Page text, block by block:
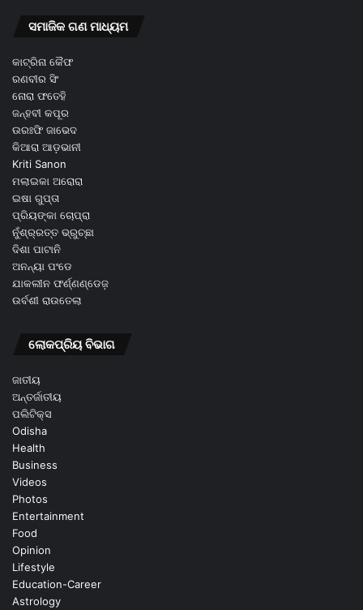
ସମାଜିକ ଗଣ ମାଧ୍ୟମ
କାଟ୍ରିନା କୈଫ
ରଣବୀର ସିଂ
ନୋରା ଫତେହି
ଜନ୍ହବୀ କପୂର
ଉରଃଫି ଜାଭେଦ
କିଆରା ଆଡ଼ଭାନୀ
Kriti Sanon
ମଲାଇକା ଅରୋରା
ଇଷା ଗୁପ୍ତା
ପ୍ରିୟଙ୍କା ଚୋପ୍ରା
ନୁଁଶ୍ର୍ରତ୍ତ ଭ୍ରୁଚ୍ଛା
ଦିଶା ପାଟାନି
ଅନନ୍ୟା ପଂଡେ
ଯାକଲୀନ ଫର୍ଣ୍ଣଣ୍ଡେଜ଼
ଉର୍ବଶୀ ରାଉତେଲା
ଲୋକପ୍ରିୟ ବିଭାଗ
ଜାତୀୟ
ଅନ୍ତର୍ଜାତୀୟ
ପଲିଟିକ୍ସ
Odisha
Health
Business
Videos
Photos
Entertainment
Food
Opinion
Lifestyle
Education-Career
Astrology